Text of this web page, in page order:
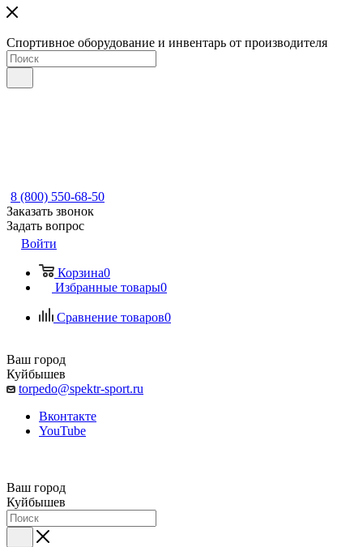
Спортивное оборудование и инвентарь от производителя
8 (800) 550-68-50
Заказать звонок
Задать вопрос
Войти
Корзина0
Избранные товары0
Сравнение товаров0
Ваш город
Куйбышев
torpedo@spektr-sport.ru
Вконтакте
YouTube
Ваш город
Куйбышев